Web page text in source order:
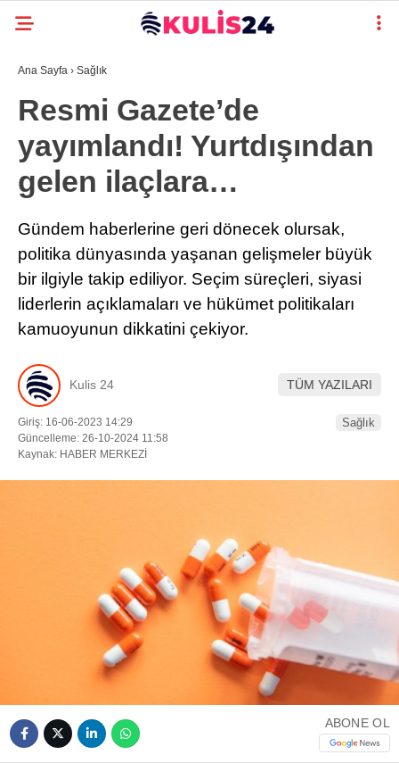
Ana Sayfa › Sağlık
Resmi Gazete’de
yayımlandı! Yurtdışından
gelen ilaçlara…
Gündem haberlerine geri dönecek olursak,
politika dünyasında yaşanan gelişmeler büyük
bir ilgiyle takip ediliyor. Seçim süreçleri, siyasi
liderlerin açıklamaları ve hükümet politikaları
kamuoyunun dikkatini çekiyor.
Kulis 24 TÜM YAZILARI
Giriş: 16-06-2023 14:29
Güncelleme: 26-10-2024 11:58
Kaynak: HABER MERKEZİ
Sağlık
ABONE OL